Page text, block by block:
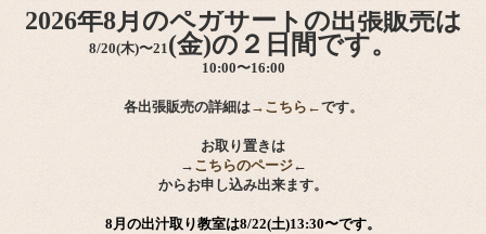
2026年8月のペガサートの出張販売は
8/20(木)〜21(金)の２日間です。
10:00〜16:00
各出張販売の詳細は→こちら←です。
お取り置きは
→ こちらのページ←
からお申し込み出来ます。
8月の出汁取り教室は8/22(土)13:30〜です。